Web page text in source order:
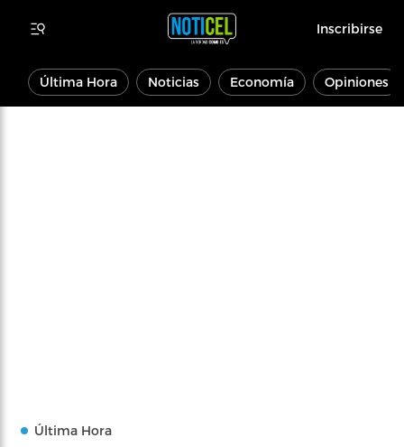
Inscribirse
Última Hora Noticias Economía Opiniones
Última Hora